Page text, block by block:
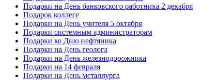
Подарки на День банковского работника 2 декабря
Подарок коллеге
Подарки на День учителя 5 октября
Подарки системным администраторам
Подарки ко Дню нефтяника
Подарки на День геолога
Подарки на День железнодорожника
Подарки на 14 февраля
Подарки на День металлурга